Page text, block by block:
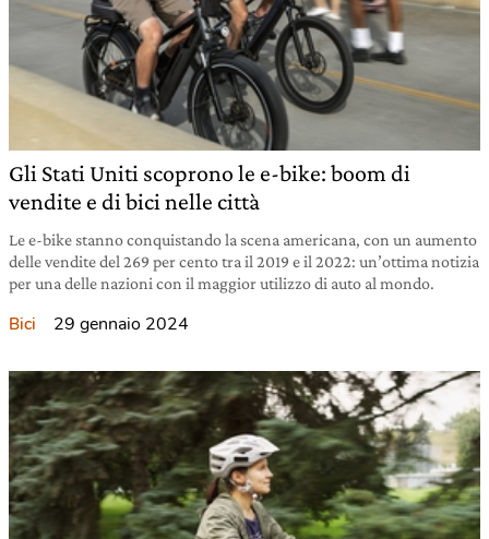
Gli Stati Uniti scoprono le e-bike: boom di
vendite e di bici nelle città
Le e-bike stanno conquistando la scena americana, con un aumento
delle vendite del 269 per cento tra il 2019 e il 2022: un’ottima notizia
per una delle nazioni con il maggior utilizzo di auto al mondo.
Bici 29 gennaio 2024